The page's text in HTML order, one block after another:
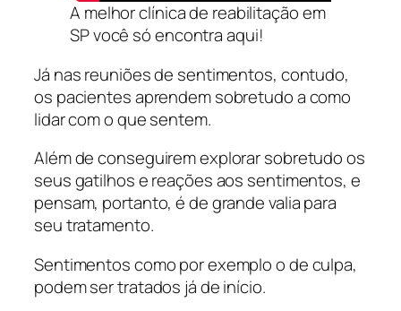
A melhor clínica de reabilitação em
SP você só encontra aqui!
Já nas reuniões de sentimentos, contudo,
os pacientes aprendem sobretudo a como
lidar com o que sentem.
Além de conseguirem explorar sobretudo os
seus gatilhos e reações aos sentimentos, e
pensam, portanto, é de grande valia para
seu tratamento.
Sentimentos como por exemplo o de culpa,
podem ser tratados já de início.